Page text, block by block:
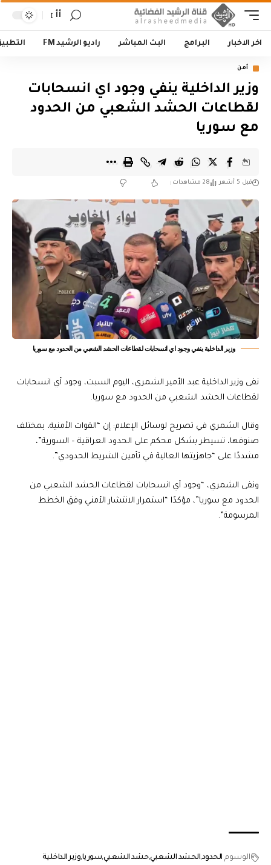
أأ
اخر الاخبار البرامج البث المباشر راديو الرشيد FM
أمن
وزير الداخلية ينفي وجود اي انسحابات
لقطاعات الحشد الشعبي من الحدود
مع سوريا
قبل 5 أشهر 28 مشاهدات
وزير الداخلية ينفي وجود اي انسحابات لقطاعات الحشد الشعبي من الحدود مع سوريا
نفى وزير الداخلية عبد الأمير الشمري، اليوم السبت، وجود أي انسحابات
لقطاعات الحشد الشعبي من الحدود مع سوريا.
وقال الشمري في تصريح لوسائل الإعلام: إن “القوات الأمنية، بمختلف
صنوفها، تسيطر بشكل محكم على الحدود العراقية – السورية”،
مشددًا على “جاهزيتها العالية في تأمين الشريط الحدودي”.
ونفى الشمري، “وجود أي انسحابات لقطاعات الحشد الشعبي من
الحدود مع سوريا”، مؤكدًا “استمرار الانتشار الأمني وفق الخطط
المرسومة”.
الوسوم الحدودالحشد الشعبيحشد الشعبيسورياوزير الداخلية